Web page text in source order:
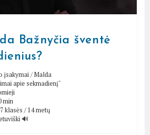
Bažnyčia šventė
įsakymai/Malda
apie sekmadienį"
min
klasės / 14 metų
🔊